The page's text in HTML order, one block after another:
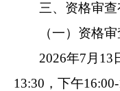
三、资格审
（一）资格
2026年7月
13:30，下午16:00-